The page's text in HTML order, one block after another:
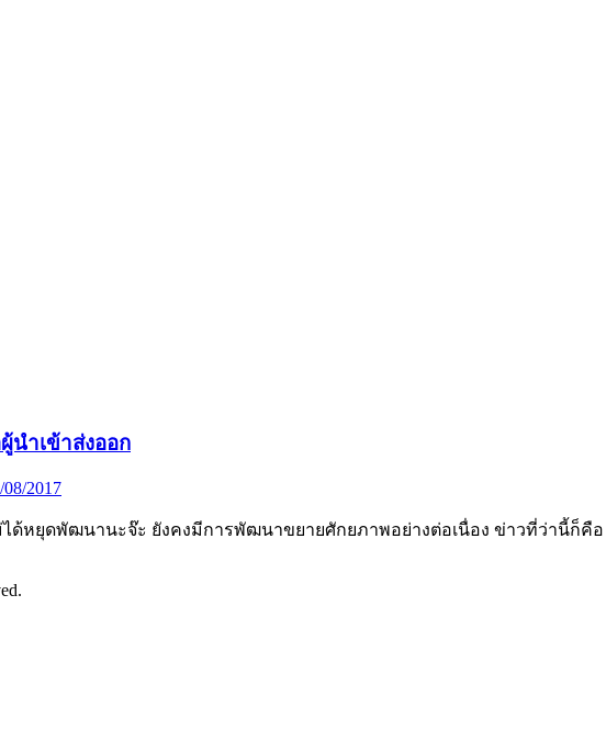
นำเข้าส่งออก
08/2017
ได้หยุดพัฒนานะจ๊ะ ยังคงมีการพัฒนาขยายศักยภาพอย่างต่อเนื่อง ข่าวที่ว่านี้ก็คือ